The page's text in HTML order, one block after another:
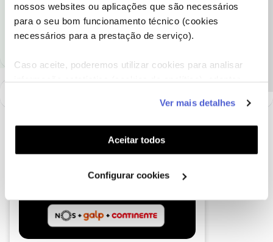
nossos websites ou aplicações que são necessários
para o seu bom funcionamento técnico (cookies
necessários para a prestação de serviço).
Caso aceite, poderemos utilizar cookies para analisar
funcionalidades (cookies de personalização e
funcionalidade) e adaptar anúncios aos seus interesses
(cookies de publicidade personalizada). Pode gerir a
utilização dos cookies clicando em "Configurar
Ver mais detalhes
Aceitar todos
Configurar cookies
Ajude a comunidade a encontrar informação relevante. Marque
como "Melhor Resposta" e faça "Like" nos melhores comentários.